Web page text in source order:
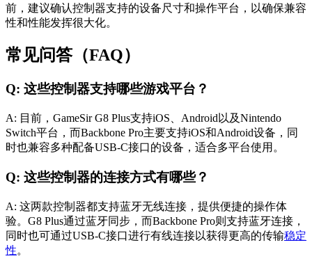
前，建议确认控制器支持的设备尺寸和操作平台，以确保兼容
性和性能发挥很大化。
常见问答（FAQ）
Q: 这些控制器支持哪些游戏平台？
A: 目前，GameSir G8 Plus支持iOS、Android以及Nintendo
Switch平台，而Backbone Pro主要支持iOS和Android设备，同
时也兼容多种配备USB-C接口的设备，适合多平台使用。
Q: 这些控制器的连接方式有哪些？
A: 这两款控制器都支持蓝牙无线连接，提供便捷的操作体
验。G8 Plus通过蓝牙同步，而Backbone Pro则支持蓝牙连接，
同时也可通过USB-C接口进行有线连接以获得更高的传输稳定
性。